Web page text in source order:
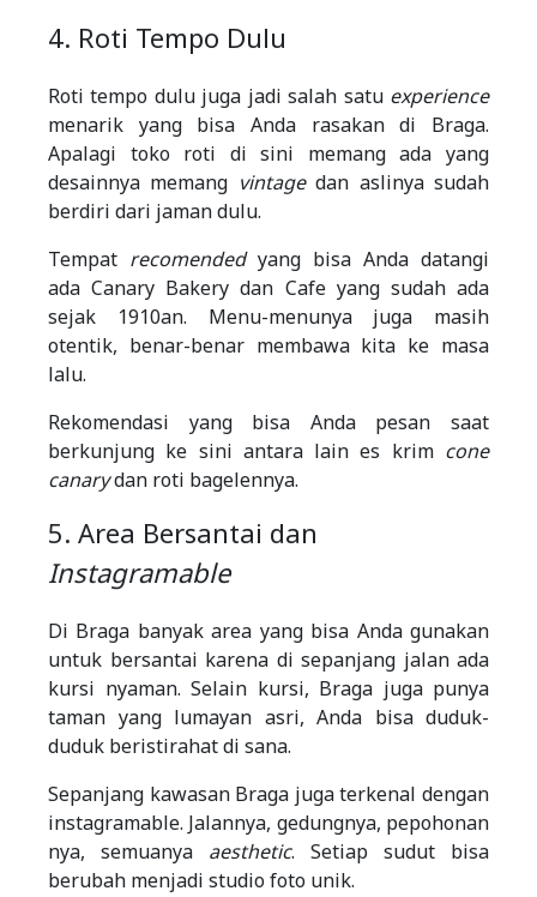
4. Roti Tempo Dulu
Roti tempo dulu juga jadi salah satu experience
menarik yang bisa Anda rasakan di Braga.
Apalagi toko roti di sini memang ada yang
desainnya memang vintagedan aslinya sudah
berdiri dari jaman dulu.
Tempat recomended yang bisa Anda datangi
ada Canary Bakery dan Cafe yang sudah ada
sejak 1910an. Menu-menunya juga masih
otentik, benar-benar membawa kita ke masa
lalu.
Rekomendasi yang bisa Anda pesan saat
berkunjung ke sini antara lain es krim cone
canarydan roti bagelennya.
5. Area Bersantai dan
Instagramable
Di Braga banyak area yang bisa Anda gunakan
untuk bersantai karena di sepanjang jalan ada
kursi nyaman. Selain kursi, Braga juga punya
taman yang lumayan asri, Anda bisa duduk-
duduk beristirahat di sana.
Sepanjang kawasan Braga juga terkenal dengan
instagramable. Jalannya, gedungnya, pepohonan
nya, semuanya aesthetic. Setiap sudut bisa
berubah menjadi studio foto unik.